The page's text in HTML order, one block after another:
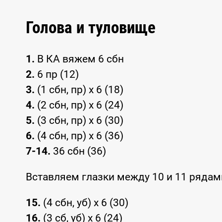
Голова и туловище
1. В КА вяжем 6 сбн
2. 6 пр (12)
3. (1 сбн, пр) x 6 (18)
4. (2 сбн, пр) x 6 (24)
5. (3 сбн, пр) x 6 (30)
6. (4 сбн, пр) x 6 (36)
7-14. 36 сбн (36)
Вставляем глазки между 10 и 11
15. (4 сбн, уб) x 6 (30)
16. (3 сб, уб) x 6 (24)